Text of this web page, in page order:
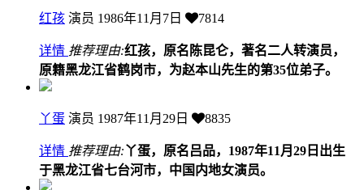
红孩 演员 1986年11月7日 7814
详情 推荐理由:红孩，原名陈昆仑，著名二人转演员，
原籍黑龙江省鹤岗市，为赵本山先生的第35位弟子。
丫蛋 演员 1987年11月29日 8835
详情 推荐理由: 丫蛋，原名吕品，1987年11月29日出生
于黑龙江省七台河市，中国内地女演员。